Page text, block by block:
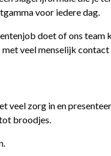
voor iedere dag.
doet of ons
veel menselijk
veel zorg in en
broodjes.